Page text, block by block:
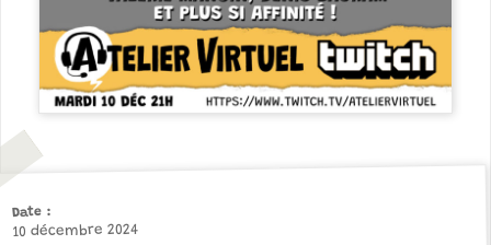
Date
10 décembre 2024